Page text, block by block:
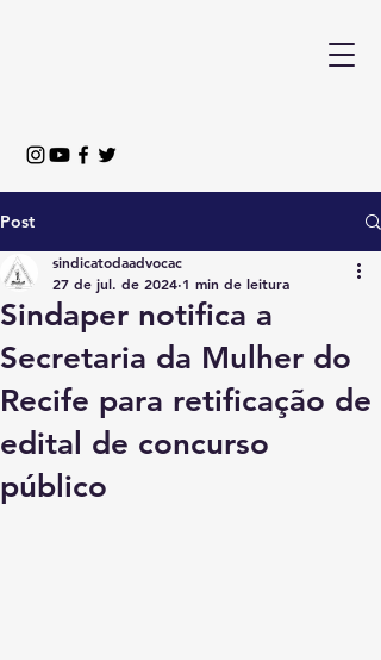
Post
Sindaper notifica a
Secretaria da Mulher do
Recife para retificação de
edital de concurso
público
sindicatodaadvocac
27 de jul. de 2024 1 min de leitura